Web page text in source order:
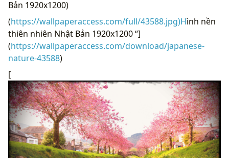
(https://wallpaperaccess.com/full/43588.jpg)H
thiên nhiên Nhật Bản 1920x1200 “]
(https://wallpaperaccess.com/download/japanese-
nature-43588)
[